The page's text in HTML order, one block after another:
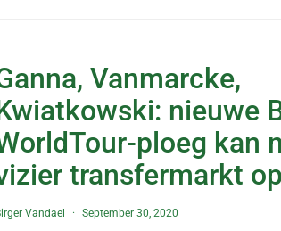
Vanmarcke,
nieuwe
ploeg kan
transfermarkt op
Vandael September 30, 2020